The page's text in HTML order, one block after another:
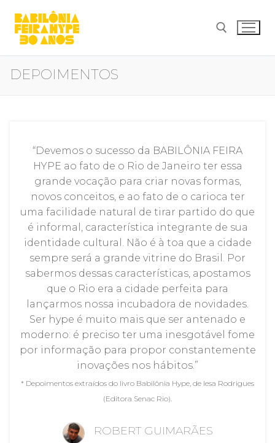
para
Pesquisar por:
DEPOIMENTOS
“Devemos o sucesso da BABILÔNIA FEIRA
HYPE ao fato de o Rio de Janeiro ter essa
grande vocação para criar novas formas,
novos conceitos, e ao fato de o carioca ter
uma facilidade natural de tirar partido do que
é informal, característica integrante de sua
identidade cultural. Não é à toa que a cidade
sempre será a grande vitrine do Brasil. Por
sabermos dessas características, apostamos
que o Rio era a cidade perfeita para
lançarmos nossa incubadora de novidades.
Ser hype é muito mais que ser antenado e
moderno: é preciso ter uma inesgotável fome
por informação para propor constantemente
inovações nos hábitos.”
* Depoimentos extraídos do livro Babilônia Hype, de Iesa Rodrigues
(Editora Senac Rio).
ROBERT GUIMARÃES